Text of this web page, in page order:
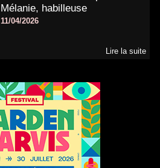
Mélanie, habilleuse
11/04/2026
Lire la suite